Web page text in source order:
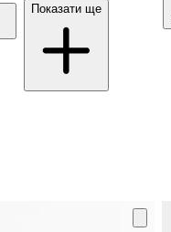
Показати ще